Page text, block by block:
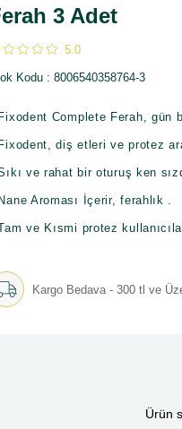
3 Adet
5.0
Kodu 8006540358764-3
Fixodent Complete Ferah, gün
Fixodent, diş etleri ve protez
ve rahat bir oturuş ken
Nane Aroması İçerir, ferahlık .
ve Kısmi protez
Kargo Bedava - 300 tl ve
Ürün